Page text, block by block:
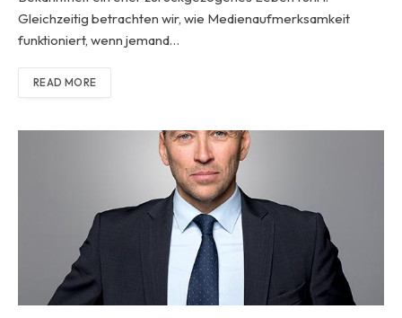
Gleichzeitig betrachten wir, wie Medienaufmerksamkeit
funktioniert, wenn jemand…
READ MORE